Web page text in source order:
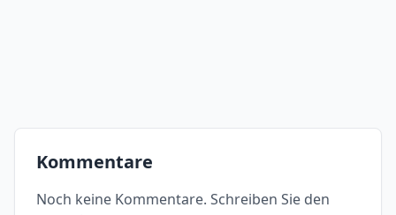
Kommentare
Noch keine Kommentare. Schreiben Sie den